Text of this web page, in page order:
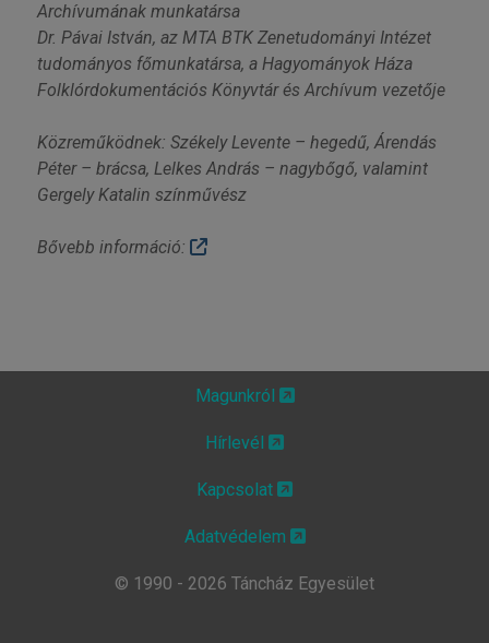
Archívumának munkatársa
Dr. Pávai István, az MTA BTK Zenetudományi Intézet
tudományos főmunkatársa, a Hagyományok Háza
Folklórdokumentációs Könyvtár és Archívum vezetője
Közreműködnek: Székely Levente – hegedű, Árendás
Péter – brácsa, Lelkes András – nagybőgő, valamint
Gergely Katalin színművész
Bővebb információ:
Magunkról
Hírlevél
Kapcsolat
Adatvédelem
© 1990 - 2026 Táncház Egyesület